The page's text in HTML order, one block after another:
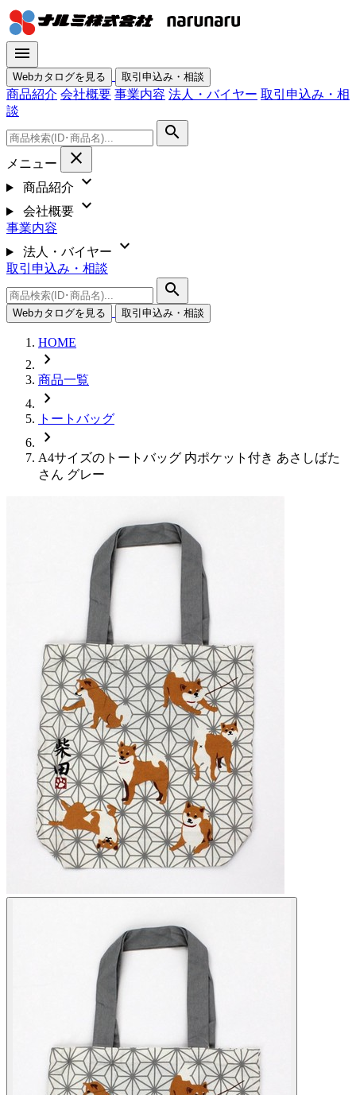
menu
Webカタログを見る 取引申込み・相談
商品紹介 会社概要 事業内容 法人・バイヤー 取引申込み・相
談
search
メニュー close
商品紹介 expand_more
会社概要 expand_more
事業内容
法人・バイヤー
expand_more
取引申込み・相談
search
Webカタログを見る 取引申込み・相談
HOME
chevron_right
商品一覧
chevron_right
トートバッグ
chevron_right
A4サイズのトートバッグ 内ポケット付き あさしばた
さん グレー